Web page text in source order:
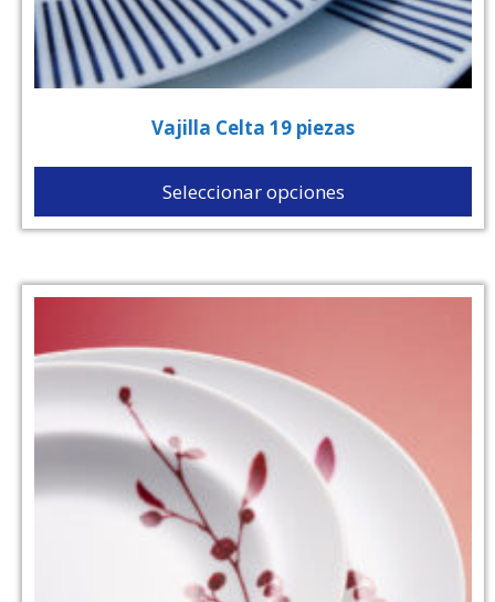
Vajilla Celta 19 piezas
Seleccionar opciones